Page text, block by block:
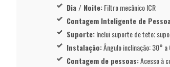
Dia / Noite:Filtro mecânico ICR
Contagem Inteligente de
Suporte:Inclui suporte de teto;
Instalação:Ângulo inclinação: 30°
Contagem de pessoas:Acesso à